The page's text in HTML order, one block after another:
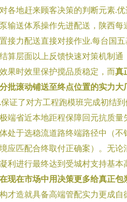
各地赶来顾客决策的判断元素.
输送体系操作先进配送，陕西
接力配送直接对接作业.每台国
算层面以上反馈快速对策机制
果时效里保护搅品质稳定，而真
批滚动铺送至终点位置的实力
.保证了对方工程跑模班完成初结
端省近本地距程保障回元抗质
处于选稳流道路终端路径中（
应匹配合终取付正确案）。无
利进行最终达到受城村支持基
现在市场中用决策更多给真正包
才造就具备高端管配实力更成